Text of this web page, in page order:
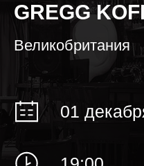
GREGG
Великобритания
01